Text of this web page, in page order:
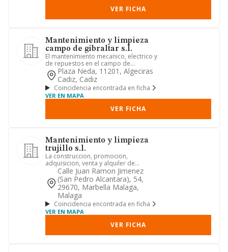
VER FICHA
Mantenimiento y limpieza
campo de gibraltar s.l.
El mantenimiento mecanico, electrico y
de repuestos en el campo de
automocion e industrial
Plaza Neda, 11201, Algeciras
Cadiz, Cadiz
Coincidencia encontrada en ficha
VER EN MAPA
VER FICHA
Mantenimiento y limpieza
trujillo s.l.
La construccion, promocion,
adquisicion, venta y alquiler de
edificaciones de todas clases, adquisi...
Calle Juan Ramon Jimenez
(san Pedro Alcantara), 54,
29670, Marbella Malaga,
Malaga
Coincidencia encontrada en ficha
VER EN MAPA
VER FICHA